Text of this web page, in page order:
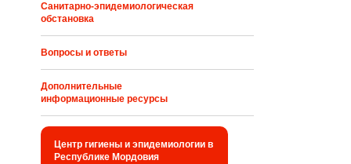
Санитарно-эпидемиологическая
обстановка
Вопросы и ответы
Дополнительные
информационные ресурсы
Центр гигиены и эпидемиологии в
Республике Мордовия